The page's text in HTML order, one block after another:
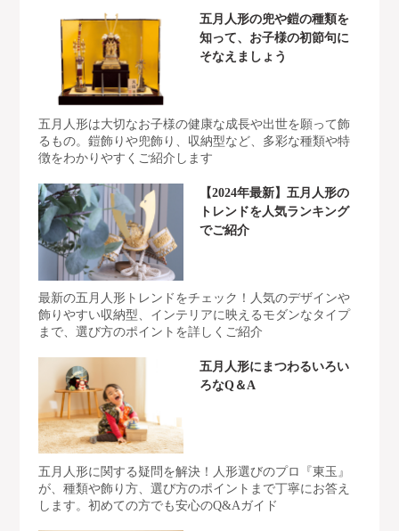
五月人形の兜や鎧の種類を
知って、お子様の初節句に
そなえましょう
五月人形は大切なお子様の健康な成長や出世を願って飾
るもの。鎧飾りや兜飾り、収納型など、多彩な種類や特
徴をわかりやすくご紹介します
【2024年最新】五月人形の
トレンドを人気ランキング
でご紹介
最新の五月人形トレンドをチェック！人気のデザインや
飾りやすい収納型、インテリアに映えるモダンなタイプ
まで、選び方のポイントを詳しくご紹介
五月人形にまつわるいろい
ろなQ＆A
五月人形に関する疑問を解決！人形選びのプロ『東玉』
が、種類や飾り方、選び方のポイントまで丁寧にお答え
します。初めての方でも安心のQ&Aガイド